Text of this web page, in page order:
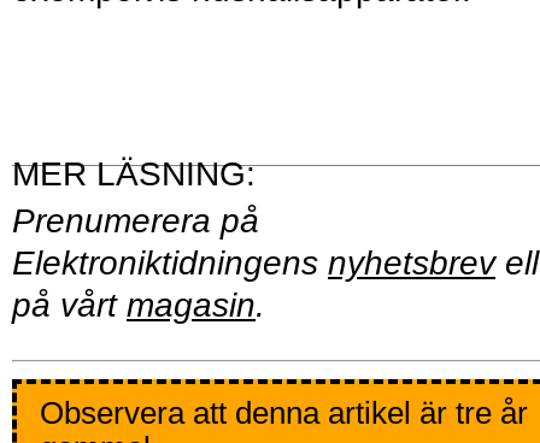
Prenumerera på
Elektroniktidningens nyhetsbrev
på vårt magasin.
Observera att denna artikel är tre år